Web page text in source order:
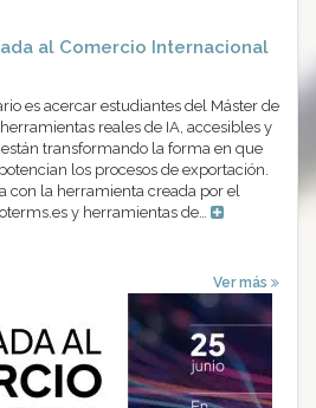
al Comercio Internacional
es acercar estudiantes del Máster de
reales de IA, accesibles y
transformando la forma en que
los procesos de exportación.
con la herramienta creada por el
y herramientas de…
Ver más